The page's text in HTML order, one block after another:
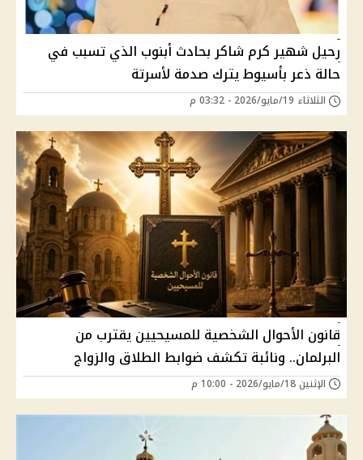
رحيل شهير كرم شاكر بحادث أبنوب الذي تسبب في
حالة ذعر بأسيوط يترك صدمة لأسرتة
الثلاثاء 19/مايو/2026 - 03:32 م
قانون الأحوال الشخصية للمسيحيين يقترب من
البرلمان.. ونائبة تكشف ضوابط الطلاق والزواج
الإثنين 18/مايو/2026 - 10:00 م